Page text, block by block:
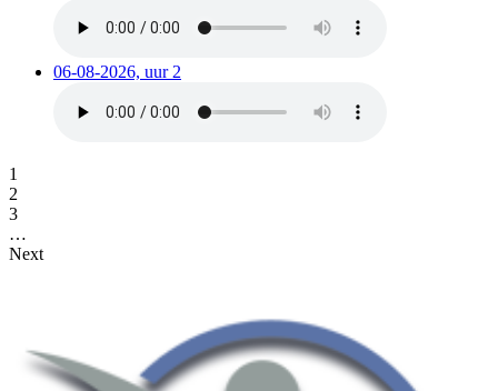
06-08-2026, uur 2
1
2
3
…
Next